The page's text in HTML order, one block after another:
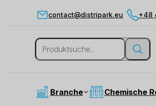
contact@distripark.eu +48
Branche Chemische